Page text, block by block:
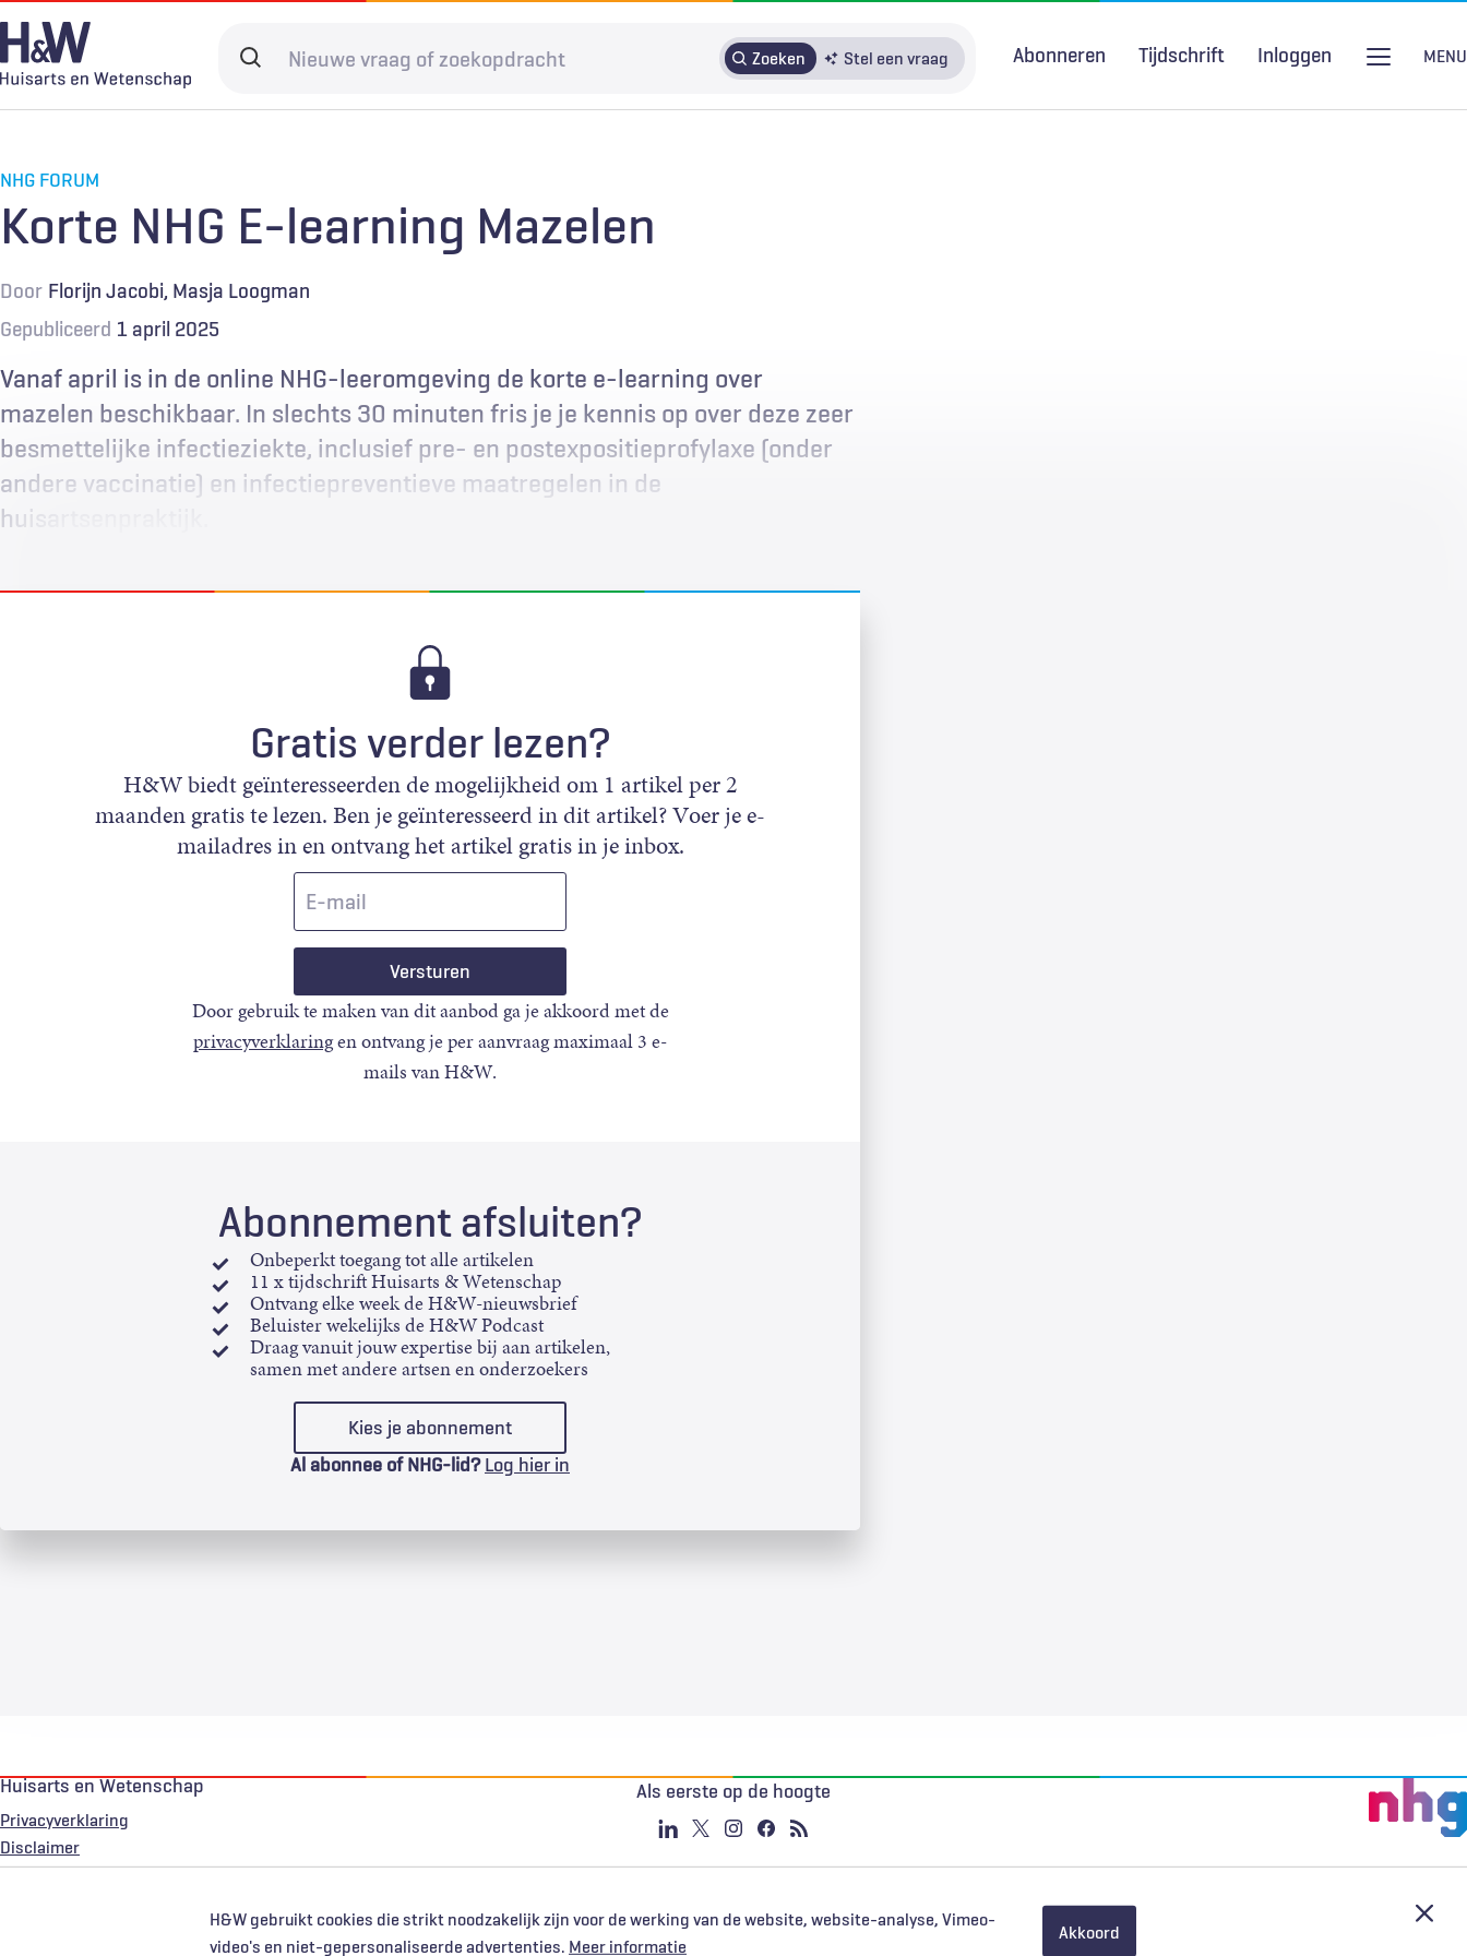
Overslaan
en
naar
gaan
H&W gebruikt cookies die strikt noodzakelijk zijn voor de werking van de website, website-analyse, Vimeo-
video's en niet-gepersonaliseerde advertenties. Meer informatie
Akkoord
Search
Zoeken Stel een vraag Abonneren Tijdschrift Inloggen MENU
Spoedzorg
Digitale zorg Levenseinde
Door in te loggen op HAweb krijgt u toegang tot de artikelen
Abonneren
NHG FORUM
Korte NHG E-learning Mazelen
Door Florijn Jacobi Masja Loogman
Gepubliceerd 1 april 2025
Vanaf april is in de online NHG-leeromgeving de korte e-learning over
mazelen beschikbaar. In slechts 30 minuten fris je je kennis op over deze zeer
besmettelijke infectieziekte, inclusief pre- en postexpositieprofylaxe (onder
andere vaccinatie) en infectiepreventieve maatregelen in de
huisartsenpraktijk.
Gratis verder lezen?
H&W biedt geïnteresseerden de mogelijkheid om 1 artikel per 2
maanden gratis te lezen. Ben je geïnteresseerd in dit artikel? Voer je e-
mailadres in en ontvang het artikel gratis in je inbox.
Door gebruik te maken van dit aanbod ga je akkoord met de
privacyverklaringen ontvang je per aanvraag maximaal 3 e-
mails van H&W.
Abonnement afsluiten?
Onbeperkt toegang tot alle artikelen
11 x tijdschrift Huisarts & Wetenschap
Ontvang elke week de H&W-nieuwsbrief
Beluister wekelijks de H&W Podcast
Draag vanuit jouw expertise bij aan artikelen,
samen met andere artsen en onderzoekers
Kies je abonnement
Al abonnee of NHG-lid? Log hier in
Huisarts en Wetenschap
Privacyverklaring
Voet
Disclaimer
Als eerste op de hoogte